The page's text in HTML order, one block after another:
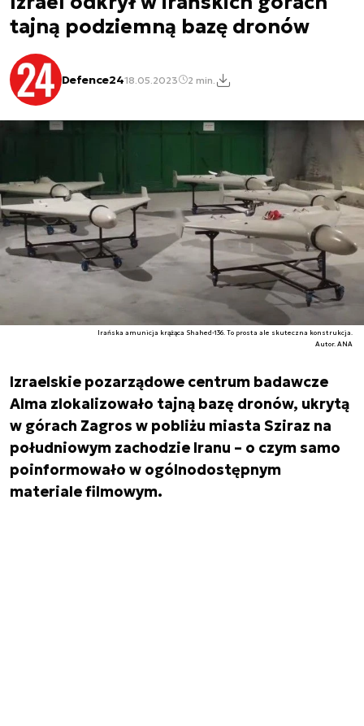
tajną podziemną bazę dronów
Defence2418.05.2023 2 min.
Irańska amunicja krążąca Shahed-136. To prosta ale skuteczna konstrukcja.
Autor. ANA
Izraelskie pozarządowe centrum badawcze
Alma zlokalizowało tajną bazę dronów, ukrytą
w górach Zagros w pobliżu miasta Sziraz na
południowym zachodzie Iranu – o czym samo
poinformowało w ogólnodostępnym
materiale filmowym.